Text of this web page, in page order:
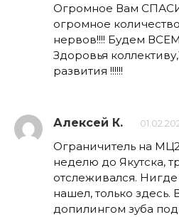
Огромное Вам
огромное
нервов!!!! Будем
Здоровья
развития !!!!!!
Алексей К.
Ограничитель на
неделю до Якутска,
отслеживался.
нашел, только здесь.
допилингом зуба